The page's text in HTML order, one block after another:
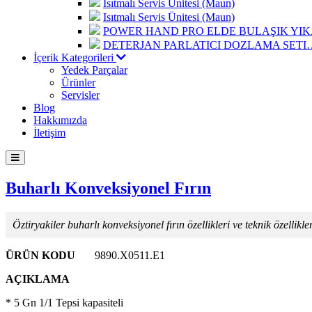
Isıtmalı Servis Ünitesi (Maun)
Isıtmalı Servis Ünitesi (Maun)
POWER HAND PRO ELDE BULAŞIK
DETERJAN PARLATICI DOZLAMA
İçerik Kategorileri
Yedek Parçalar
Ürünler
Servisler
Blog
Hakkımızda
İletişim
Buharlı Konveksiyonel Fırın
Öztiryakiler buharlı konveksiyonel fırın özellikleri ve teknik
ÜRÜN KODU
9890.X0511.E1
AÇIKLAMA
* 5 Gn 1/1 Tepsi kapasiteli